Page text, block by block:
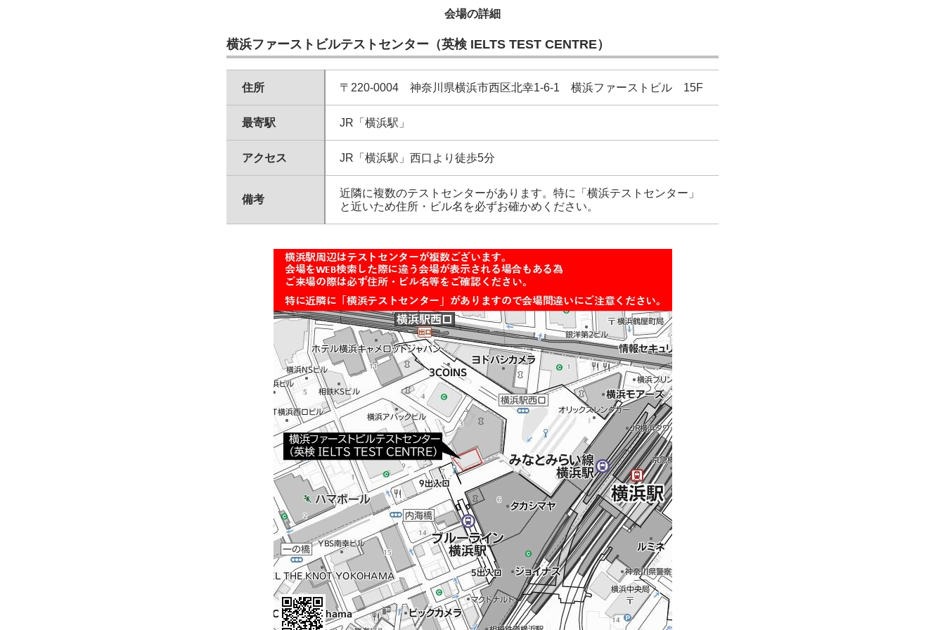
会場の詳細
横浜ファーストビルテストセンター（英検 IELTS TEST CENTRE）
住所 〒220-0004 神奈川県横浜市西区北幸1‐6‐1 横浜ファーストビル 15F
最寄駅 JR「横浜駅」
アクセス JR「横浜駅」西口より徒歩5分
備考
近隣に複数のテストセンターがあります。特に「横浜テストセンター」
と近いため住所・ビル名を必ずお確かめください。